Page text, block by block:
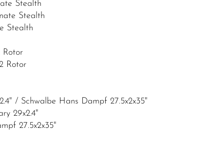
Stealth
Stealth
Stealth
Rotor
Rotor
/ Schwalbe Hans Dampf 27.5x2x35"
29x2.4"
27.5x2x35"